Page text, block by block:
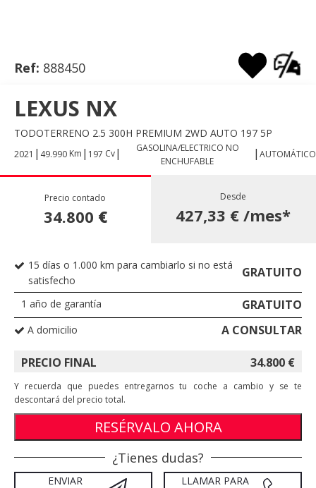
Ref: 888450
LEXUS NX
TODOTERRENO 2.5 300H PREMIUM 2WD AUTO 197 5P
2021 | 49.990 Km | 197 Cv|
GASOLINA/ELECTRICO NO
ENCHUFABLE
| AUTOMÁTICO
Precio contado
34.800 €
Desde
427,33 € /mes*
15 días o 1.000 km para cambiarlo si no está
satisfecho
GRATUITO
1 año de garantía GRATUITO
A domicilio A CONSULTAR
PRECIO FINAL 34.800 €
Y recuerda que puedes entregarnos tu coche a cambio y se te
descontará del precio total.
RESÉRVALO AHORA
¿Tienes dudas?
ENVIAR
LLAMAR PARA